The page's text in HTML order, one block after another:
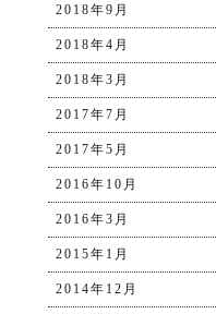
2018年9月
2018年4月
2018年3月
2017年7月
2017年5月
2016年10月
2016年3月
2015年1月
2014年12月